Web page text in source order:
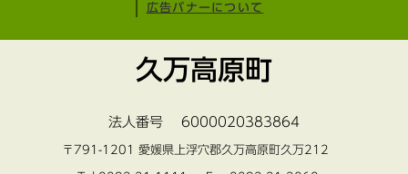
広告バナーについて
久万高原町
法人番号 6000020383864
〒791-1201 愛媛県上浮穴郡久万高原町久万212